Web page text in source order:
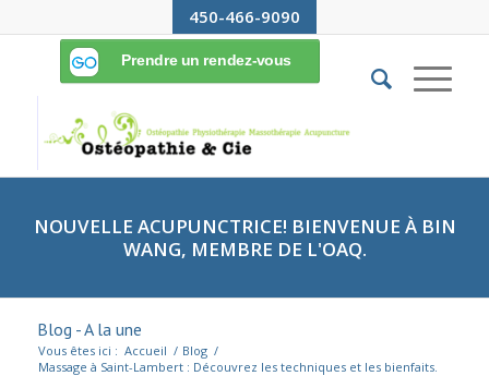
450-466-9090
NOUVELLE ACUPUNCTRICE! BIENVENUE À BIN
WANG, MEMBRE DE L'OAQ.
Blog - A la une
Vous êtes ici : Accueil / Blog /
Massage à Saint-Lambert : Découvrez les techniques et les bienfaits.